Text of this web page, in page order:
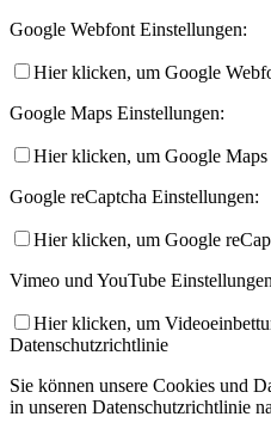
Google Webfont Einstellungen:
Hier klicken, um Google
Google Maps Einstellungen:
Hier klicken, um Google
Google reCaptcha Einstellungen:
Hier klicken, um Google
Vimeo und YouTube
Hier klicken, um
Datenschutzrichtlinie
Sie können unsere Cookies und
in unseren Datenschutzrichtlinie